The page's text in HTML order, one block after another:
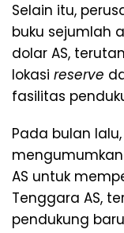
Selain itu,
buku sejumlah
dolar AS,
lokasi reserve
fasilitas
Pada bulan
AS untuk
Tenggara AS,
pendukung